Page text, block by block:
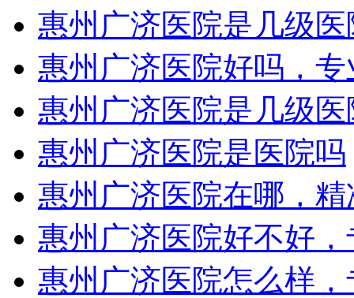
惠州广济医院是几级医
惠州广济医院好吗，专
惠州广济医院是几级医
惠州广济医院是医院吗
惠州广济医院在哪，精
惠州广济医院好不好，
惠州广济医院怎么样，